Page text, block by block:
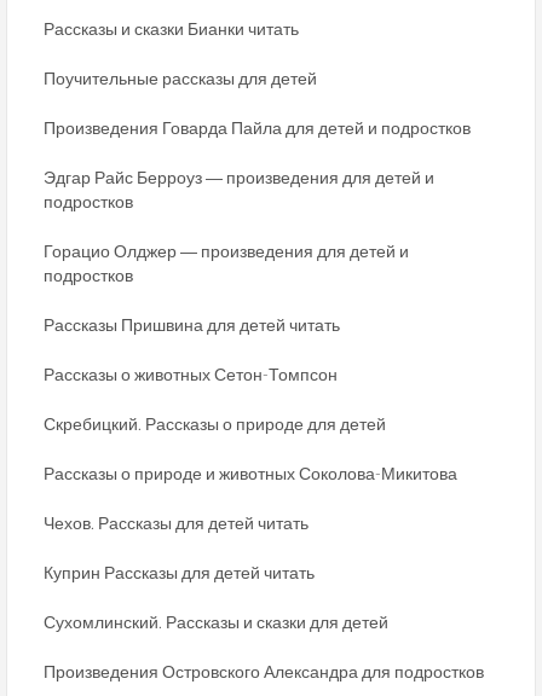
Рассказы и сказки Бианки читать
Поучительные рассказы для детей
Произведения Говарда Пайла для детей и подростков
Эдгар Райс Берроуз ― произведения для детей и
подростков
Горацио Олджер ― произведения для детей и
подростков
Рассказы Пришвина для детей читать
Рассказы о животных Сетон-Томпсон
Скребицкий. Рассказы о природе для детей
Рассказы о природе и животных Соколова-Микитова
Чехов. Рассказы для детей читать
Куприн Рассказы для детей читать
Сухомлинский. Рассказы и сказки для детей
Произведения Островского Александра для подростков